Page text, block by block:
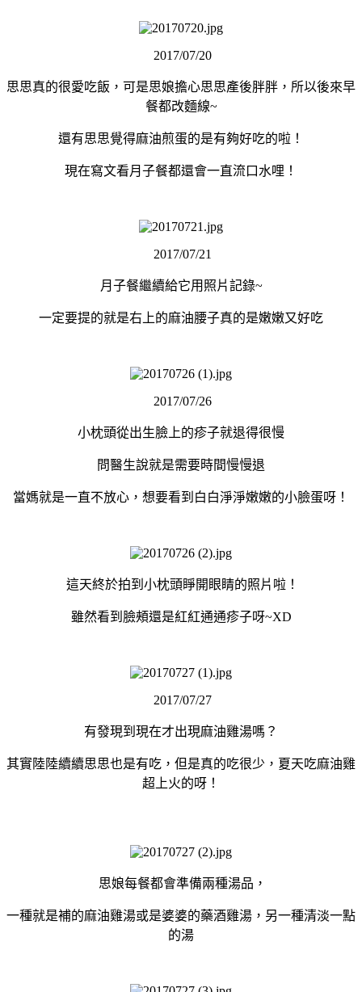
2017/07/20
思思真的很愛吃飯，可是思娘擔心思思產後胖胖，所以後來早
餐都改麵線~
還有思思覺得麻油煎蛋的是有夠好吃的啦！
現在寫文看月子餐都還會一直流口水哩！
2017/07/21
月子餐繼續給它用照片記錄~
一定要提的就是右上的麻油腰子真的是嫩嫩又好吃
2017/07/26
小枕頭從出生臉上的疹子就退得很慢
問醫生說就是需要時間慢慢退
當媽就是一直不放心，想要看到白白淨淨嫩嫩的小臉蛋呀！
這天終於拍到小枕頭睜開眼睛的照片啦！
雖然看到臉頰還是紅紅通通疹子呀~XD
2017/07/27
有發現到現在才出現麻油雞湯嗎？
其實陸陸續續思思也是有吃，但是真的吃很少，夏天吃麻油雞
超上火的呀！
思娘每餐都會準備兩種湯品，
一種就是補的麻油雞湯或是婆婆的藥酒雞湯，另一種清淡一點
的湯